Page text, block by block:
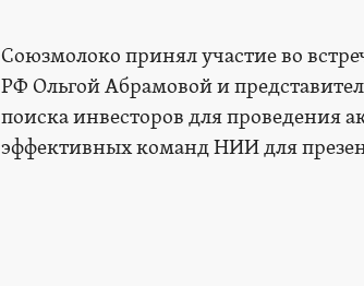
Союзмолоко принял участие во
РФ Ольгой Абрамовой и
поиска инвесторов для проведения
эффективных команд НИИ для